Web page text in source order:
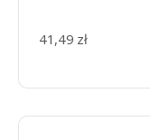
41,49 zł